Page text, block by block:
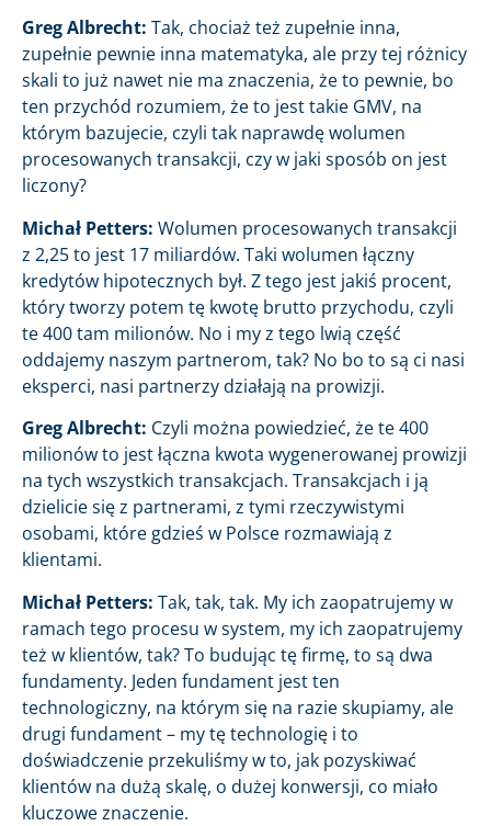
Greg Albrecht: Tak, chociaż też zupełnie inna,
zupełnie pewnie inna matematyka, ale przy tej różnicy
skali to już nawet nie ma znaczenia, że to pewnie, bo
ten przychód rozumiem, że to jest takie GMV, na
którym bazujecie, czyli tak naprawdę wolumen
procesowanych transakcji, czy w jaki sposób on jest
liczony?
Michał Petters: Wolumen procesowanych transakcji
z 2,25 to jest 17 miliardów. Taki wolumen łączny
kredytów hipotecznych był. Z tego jest jakiś procent,
który tworzy potem tę kwotę brutto przychodu, czyli
te 400 tam milionów. No i my z tego lwią część
oddajemy naszym partnerom, tak? No bo to są ci nasi
eksperci, nasi partnerzy działają na prowizji.
Greg Albrecht: Czyli można powiedzieć, że te 400
milionów to jest łączna kwota wygenerowanej prowizji
na tych wszystkich transakcjach. Transakcjach i ją
dzielicie się z partnerami, z tymi rzeczywistymi
osobami, które gdzieś w Polsce rozmawiają z
klientami.
Michał Petters: Tak, tak, tak. My ich zaopatrujemy w
ramach tego procesu w system, my ich zaopatrujemy
też w klientów, tak? To budując tę firmę, to są dwa
fundamenty. Jeden fundament jest ten
technologiczny, na którym się na razie skupiamy, ale
drugi fundament – my tę technologię i to
doświadczenie przekuliśmy w to, jak pozyskiwać
klientów na dużą skalę, o dużej konwersji, co miało
kluczowe znaczenie.